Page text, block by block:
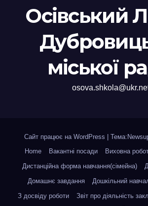
Осівський
міської
Сайт працює на WordPress
Home
Вакантні посади Виховна
Дистанційна форма навчання(сімейна)
Домашнє завдання
Дошкільний
З досвіду роботи
Звіт про діяльність